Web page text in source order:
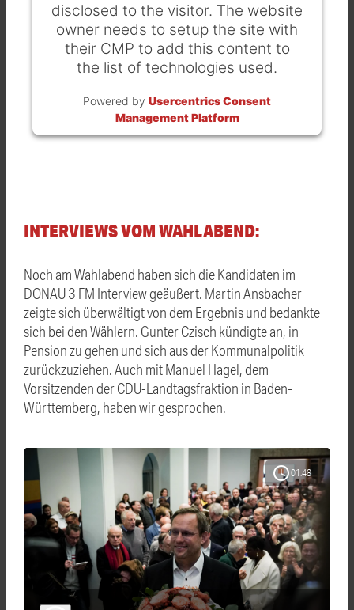
disclosed to the visitor. The website
owner needs to setup the site with
their CMP to add this content to
the list of technologies used.
Powered by Usercentrics Consent
Management Platform
INTERVIEWS VOM WAHLABEND:
Noch am Wahlabend haben sich die Kandidaten im
DONAU 3 FM Interview geäußert. Martin Ansbacher
zeigte sich überwältigt von dem Ergebnis und bedankte
sich bei den Wählern. Gunter Czisch kündigte an, in
Pension zu gehen und sich aus der Kommunalpolitik
zurückzuziehen. Auch mit Manuel Hagel, dem
Vorsitzenden der CDU-Landtagsfraktion in Baden-
Württemberg, haben wir gesprochen.
schedule01:48